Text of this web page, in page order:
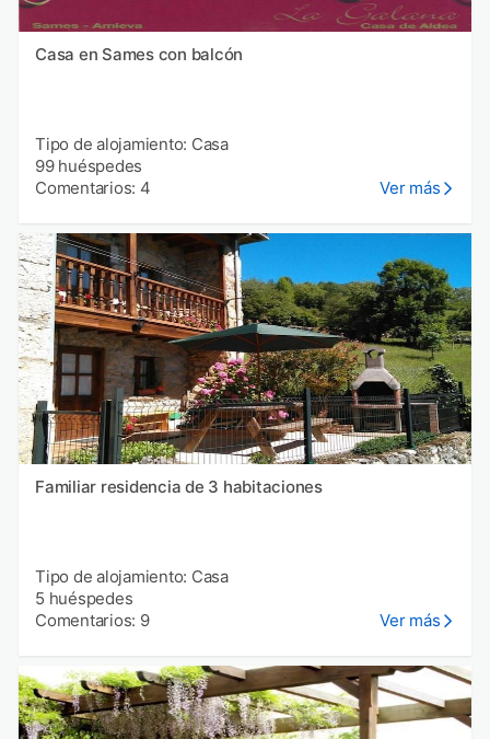
Casa en Sames con balcón
Tipo de alojamiento: Casa
99 huéspedes
Comentarios: 4
Ver más
Familiar residencia de 3 habitaciones
Tipo de alojamiento: Casa
5 huéspedes
Comentarios: 9
Ver más